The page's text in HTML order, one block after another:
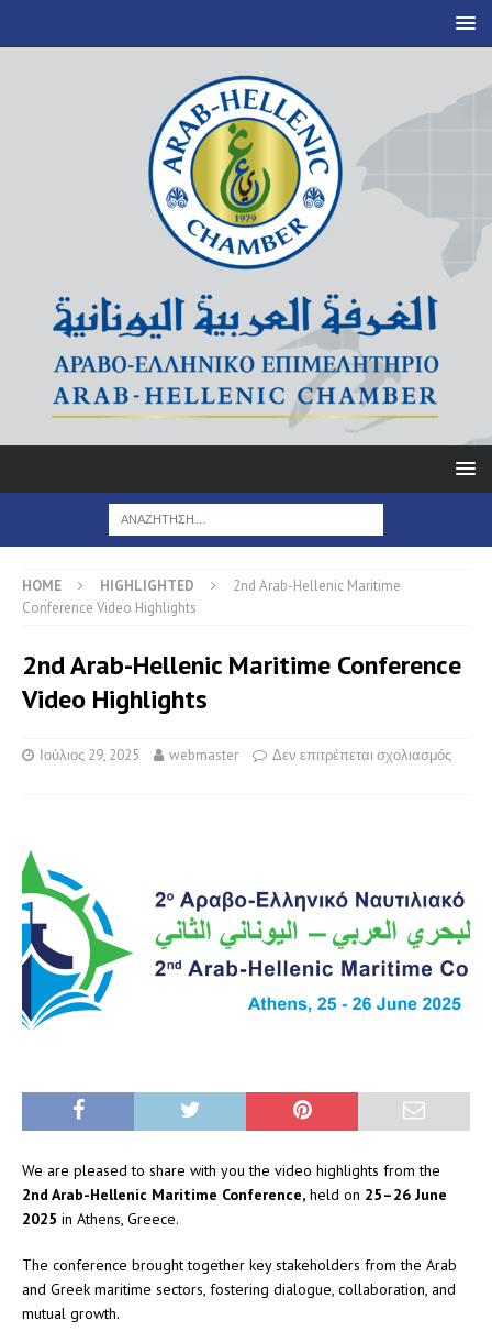
HOME HIGHLIGHTED
2nd Arab-Hellenic Maritime
Conference Video Highlights
2nd Arab-Hellenic Maritime Conference
Video Highlights
Ιούλιος 29, 2025 webmaster Δεν επιτρέπεται σχολιασμός
We are pleased to share with you the video highlights from the
2nd Arab-Hellenic Maritime Conference, held on 25–26 June
2025 in Athens, Greece.
The conference brought together key stakeholders from the Arab
and Greek maritime sectors, fostering dialogue, collaboration, and
mutual growth.